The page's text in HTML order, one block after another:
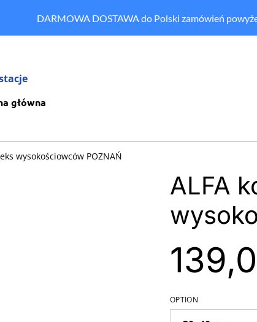
DARMOWA DOSTAWA do Polski zamówień
główna
wysokościowców POZNAŃ
ALFA
OPTION